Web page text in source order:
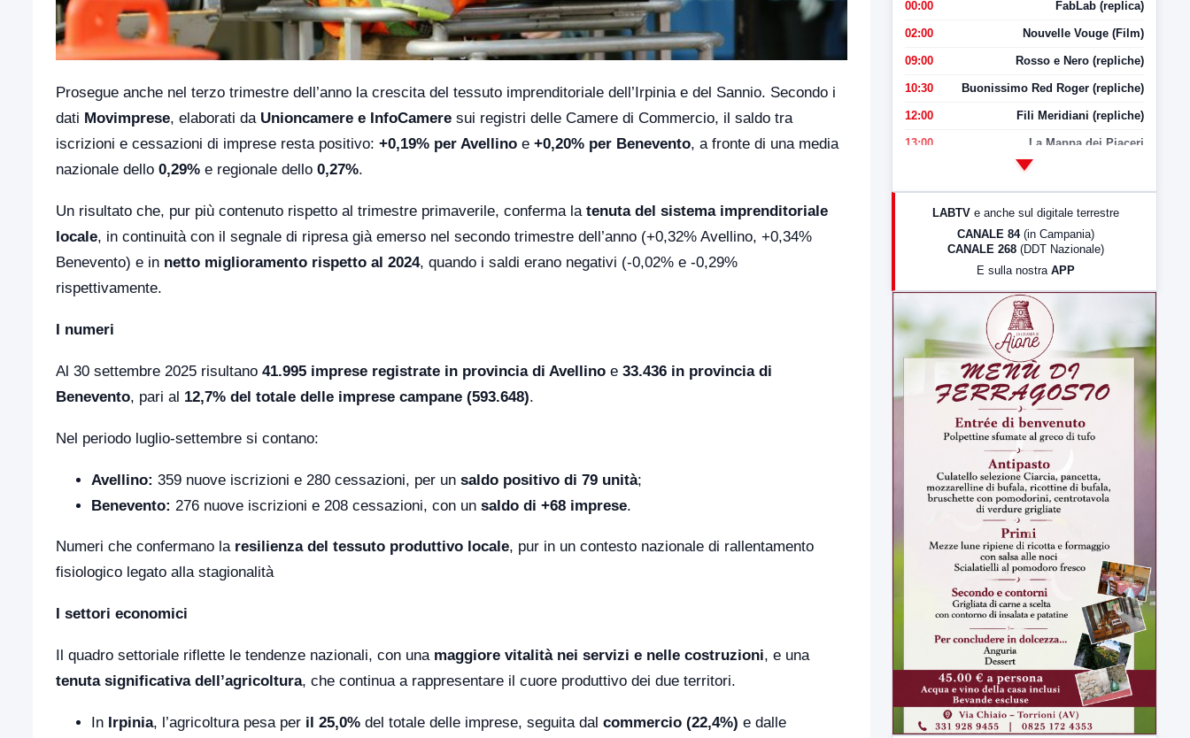
Prosegue anche nel terzo trimestre dell’anno la crescita del tessuto imprenditoriale dell’Irpinia e del Sannio. Secondo i
dati Movimprese, elaborati da Unioncamere e InfoCamere sui registri delle Camere di Commercio, il saldo tra
iscrizioni e cessazioni di imprese resta positivo: +0,19% per Avellino e +0,20% per Benevento, a fronte di una media
nazionale dello 0,29% e regionale dello 0,27%.
Un risultato che, pur più contenuto rispetto al trimestre primaverile, conferma la tenuta del sistema imprenditoriale
locale, in continuità con il segnale di ripresa già emerso nel secondo trimestre dell’anno (+0,32% Avellino, +0,34%
Benevento) e in netto miglioramento rispetto al 2024, quando i saldi erano negativi (-0,02% e -0,29%
rispettivamente.
I numeri
Al 30 settembre 2025 risultano 41.995 imprese registrate in provincia di Avellino e 33.436 in provincia di
Benevento, pari al 12,7% del totale delle imprese campane (593.648).
Nel periodo luglio-settembre si contano:
Avellino: 359 nuove iscrizioni e 280 cessazioni, per un saldo positivo di 79 unità;
Benevento: 276 nuove iscrizioni e 208 cessazioni, con un saldo di +68 imprese.
Numeri che confermano la resilienza del tessuto produttivo locale, pur in un contesto nazionale di rallentamento
fisiologico legato alla stagionalità
I settori economici
Il quadro settoriale riflette le tendenze nazionali, con una maggiore vitalità nei servizi e nelle costruzioni, e una
tenuta significativa dell’agricoltura, che continua a rappresentare il cuore produttivo dei due territori.
In Irpinia, l’agricoltura pesa per il 25,0% del totale delle imprese, seguita dal commercio (22,4%) e dalle
00:00 FabLab (replica)
02:00 Nouvelle Vouge (Film)
09:00 Rosso e Nero (repliche)
10:30 Buonissimo Red Roger (repliche)
12:00 Fili Meridiani (repliche)
13:00 La Mappa dei Piaceri
LabNews (Diretta)
LabNews (replica)
LABTV e anche sul digitale terrestre
CANALE 84 (in Campania)
CANALE 268 (DDT Nazionale)
E sulla nostra APP
VIDEO ECONOMIA
TUTTI I VIDEO